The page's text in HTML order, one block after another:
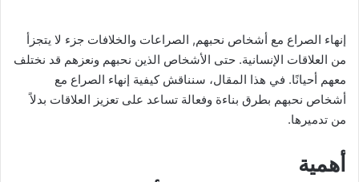
إنهاء الصراع مع أشخاص نحبهم, الصراعات والخلافات جزء لا يتجزأ
من العلاقات الإنسانية. حتى الأشخاص الذين نحبهم ونعزهم قد نختلف
معهم أحيانًا. في هذا المقال، سنناقش كيفية إنهاء الصراع مع
أشخاص نحبهم بطرق بناءة وفعالة تساعد على تعزيز العلاقات بدلاً
من تدميرها.
أهمية